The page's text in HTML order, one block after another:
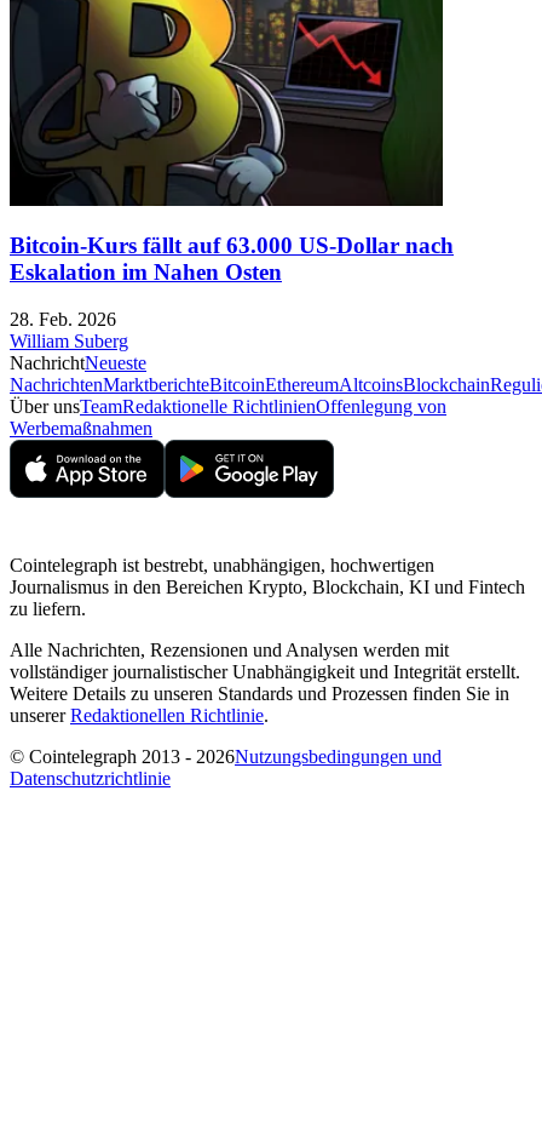
Bitcoin-Kurs fällt auf 63.000 US-Dollar nach
Eskalation im Nahen Osten
28. Feb. 2026
William Suberg
NachrichtNeueste
NachrichtenMarktberichteBitcoinEthereumAltcoinsBlockchain
Über unsTeamRedaktionelle RichtlinienOffenlegung von
Werbemaßnahmen
Cointelegraph ist bestrebt, unabhängigen, hochwertigen
Journalismus in den Bereichen Krypto, Blockchain, KI und Fintech
zu liefern.
Alle Nachrichten, Rezensionen und Analysen werden mit
vollständiger journalistischer Unabhängigkeit und Integrität erstellt.
Weitere Details zu unseren Standards und Prozessen finden Sie in
unsererRedaktionellen Richtlinie.
© Cointelegraph 2013 - 2026Nutzungsbedingungen und
Datenschutzrichtlinie